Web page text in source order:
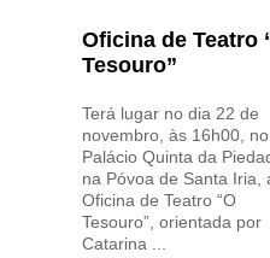
Oficina de Teatro
Tesouro”
Terá lugar no dia 22 de
novembro, às 16h00, no
Palácio Quinta da
na Póvoa de Santa Iria,
Oficina de Teatro “O
Tesouro”, orientada por
Catarina ...